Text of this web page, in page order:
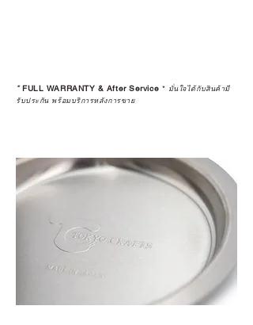
*FULL WARRANTY & After Service * มั่นใจได้กับสินค้ามี
รับประกัน พร้อมบริการหลังการขาย